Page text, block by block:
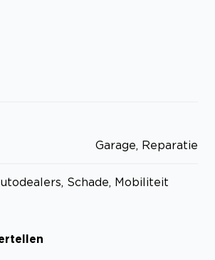
Garage, Reparatie
Schade, Mobiliteit